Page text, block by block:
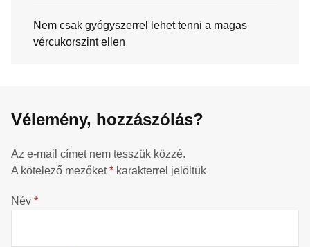
Nem csak gyógyszerrel lehet tenni a magas
vércukorszint ellen
Vélemény, hozzászólás?
Az e-mail címet nem tesszük közzé.
A kötelező mezőket* karakterrel jelöltük
Név *